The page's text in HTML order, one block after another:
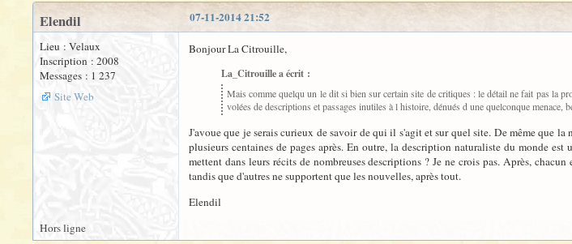
07-11-2014 21:52
Elendil
Lieu : Velaux
Inscription : 2008
Messages : 1 237
Site Web
Bonjour La Citrouille,
La_Citrouille a écrit :
Mais comme quelqu un le dit si bien sur certain site de critiques : le détail ne fait pas la
volées de descriptions et passages inutiles à l histoire, dénués d une quelconque
J'avoue que je serais curieux de savoir de qui il s'agit et sur quel site. De même que
plusieurs centaines de pages après. En outre, la description naturaliste du monde
mettent dans leurs récits de nombreuses descriptions ? Je ne crois pas. Après,
tandis que d'autres ne supportent que les nouvelles, après tout.
Elendil
Hors ligne